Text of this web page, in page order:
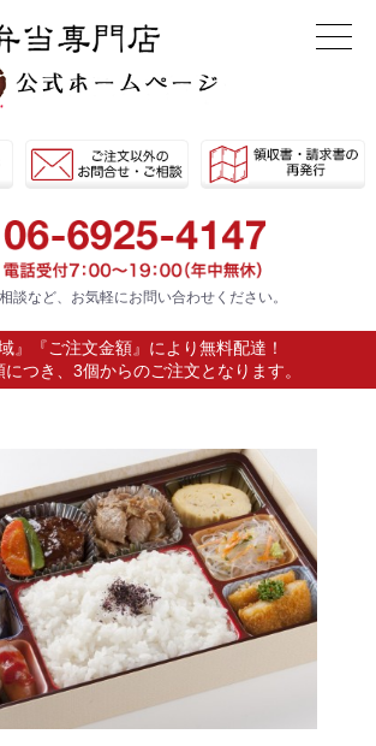
談など、お気軽にお問い合わせください。
』『ご注文金額』により無料配達！
つき、3個からのご注文となります。